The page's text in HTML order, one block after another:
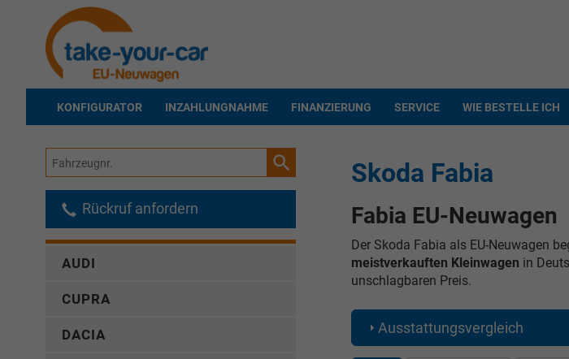
KONFIGURATOR INZAHLUNGNAHME FINANZIERUNG SERVICE WIE BESTELLE ICH
Skoda Fabia
Fabia EU-Neuwagen
Der Skoda Fabia als EU-Neuwagen
meistverkauften Kleinwagen in
unschlagbaren Preis.
Ausstattungsvergleich
Fahrzeugnr.
Rückruf anfordern
AUDI
CUPRA
DACIA